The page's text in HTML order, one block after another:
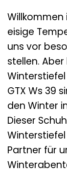
eisige
uns vor
stellen.
Winterstiefel
GTX Ws 39
den Winter
Dieser
Partner für